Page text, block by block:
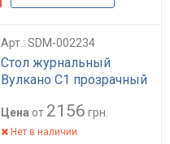
Арт.: SDM-002234
Стол журнальный
Вулкано С1 прозрачный
Цена от 2156 грн.
Нет в наличии